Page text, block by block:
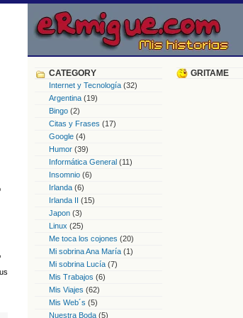
CATEGORY
Internet y Tecnología (32)
Argentina (19)
Bingo (2)
Citas y Frases (17)
Google (4)
Humor (39)
Informática General (11)
Insomnio (6)
Irlanda (6)
Irlanda II (15)
Japon (3)
Linux (25)
Me toca los cojones (20)
Mi sobrina Ana María (1)
Mi sobrina Lucía (7)
Mis Trabajos (6)
Mis Viajes (62)
Mis Web´s (5)
Nuestra Boda (5)
GRITAME